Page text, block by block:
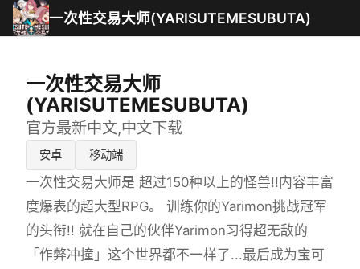
一次性交易大师(YARISUTEMESUBUTA)
一次性交易大师
(YARISUTEMESUBUTA)
官方最新中文,中文下载
安卓 移动端
一次性交易大师是 超过150种以上的怪兽!!内容丰富
度爆表的超大型RPG。 训练你的Yarimon挑战冠军
的头衔!! 就在自己的伙伴Yarimon习得超无敌的
「作弊冲撞」这个世界都不一样了...最后成为宝可